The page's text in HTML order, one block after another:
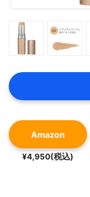
Amazon
¥4,950(税込)